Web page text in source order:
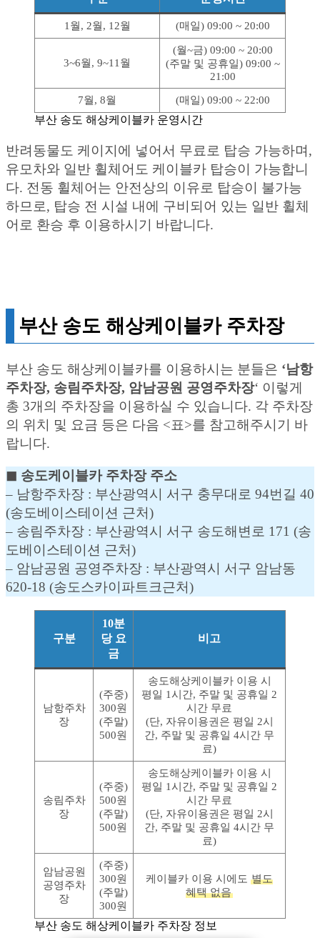
1월, 2월, 12월 (매일) 09:00 ~ 20:00
3~6월, 9~11월
(월~금) 09:00 ~ 20:00
(주말 및 공휴일) 09:00 ~
21:00
7월, 8월 (매일) 09:00 ~ 22:00
부산 송도 해상케이블카 운영시간
반려동물도 케이지에 넣어서 무료로 탑승 가능하며,
유모차와 일반 휠체어도 케이블카 탑승이 가능합니
다. 전동 휠체어는 안전상의 이유로 탑승이 불가능
하므로, 탑승 전 시설 내에 구비되어 있는 일반 휠체
어로 환승 후 이용하시기 바랍니다.
부산 송도 해상케이블카 주차장
부산 송도 해상케이블카를 이용하시는 분들은 ‘남항
주차장, 송림주차장, 암남공원 공영주차장‘ 이렇게
총 3개의 주차장을 이용하실 수 있습니다. 각 주차장
의 위치 및 요금 등은 다음 <표>를 참고해주시기 바
랍니다.
◼︎ 송도케이블카 주차장 주소
– 남항주차장 : 부산광역시 서구 충무대로 94번길 40
(송도베이스테이션 근처)
– 송림주차장 : 부산광역시 서구 송도해변로 171 (송
도베이스테이션 근처)
– 암남공원 공영주차장 : 부산광역시 서구 암남동
620-18 (송도스카이파트크근처)
구분
10분
당 요
금
비고
남항주차
장
(주중)
300원
(주말)
500원
송도해상케이블카 이용 시
평일 1시간, 주말 및 공휴일 2
시간 무료
(단, 자유이용권은 평일 2시
간, 주말 및 공휴일 4시간 무
료)
송림주차
장
(주중)
500원
(주말)
500원
송도해상케이블카 이용 시
평일 1시간, 주말 및 공휴일 2
시간 무료
(단, 자유이용권은 평일 2시
간, 주말 및 공휴일 4시간 무
료)
암남공원
공영주차
장
(주중)
300원
(주말)
300원
케이블카 이용 시에도 별도
혜택 없음
부산 송도 해상케이블카 주차장 정보